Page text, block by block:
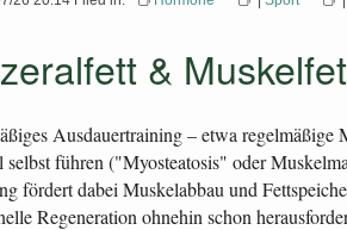
&
Ausdauertraining – etwa
selbst führen ("Myosteatosis" oder
fördert dabei Muskelabbau und
Regeneration ohnehin schon